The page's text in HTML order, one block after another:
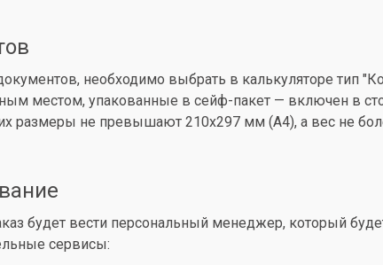
необходимо выбрать в калькуляторе тип
местом, упакованные в сейф-пакет — включен в
размеры не превышают 210x297 мм (А4), а вес не
будет вести персональный менеджер, который
сервисы: